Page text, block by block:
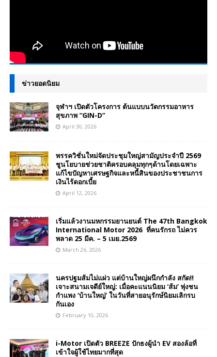
ข่าวยอดนิยม
จุฬาฯ เปิดตัวโครงการ ต้นแบบนวัตกรรมอาหาร
สุขภาพ “GIN-D”
April 30, 2026
พรรควิชั่นใหม่จัดประชุมใหญ่สามัญประจำปี 2569
ชูนโยบายช่วยชาติครอบคลุมทุกๆด้านโดยเฉพาะ
แก้ไขปัญหาเศรษฐกิจและหนี้สินของประชาชนการ
เงินไร้ดอกเบี้ย
April 12, 2026
เริ่มแล้วงานมหกรรมยานยนต์ The 47th Bangkok
International Motor 2026 ที่คนรักรถ ไม่ควร
พลาด 25 มีค. – 5 เมย.2569
March 26, 2026
นครปฐมส้มไม่แผ่ว แต่บ้านใหญ่ผนึกกำลัง สกัด!!
เจาะสนามเจดีย์ใหญ่: เมื่อคะแนนนิยม ‘ส้ม’ พุ่งชน
กำแพง ‘บ้านใหญ่’ ในวันที่สายอนุรักษ์นิยมเลิกรบ
กันเอง
February 10, 2026
i-Motor เปิดตัว BREEZE ปักธงผู้นำ EV สองล้อที่
เข้าใจผู้ใช้ไทยมากที่สุด